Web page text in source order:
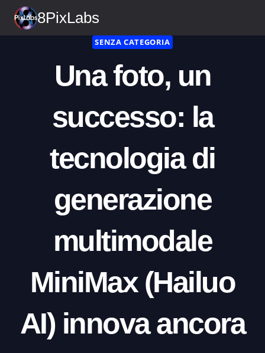
8PixLabs
SENZA CATEGORIA
Una foto, un
successo: la
tecnologia di
generazione
multimodale
MiniMax (Hailuo
AI) innova ancora